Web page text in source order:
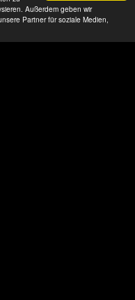
Außerdem geben wir
Partner für soziale Medien,